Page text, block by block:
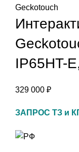
Geckotouch
IP65HT-
329 000 ₽
ЗАПРОС ТЗ и